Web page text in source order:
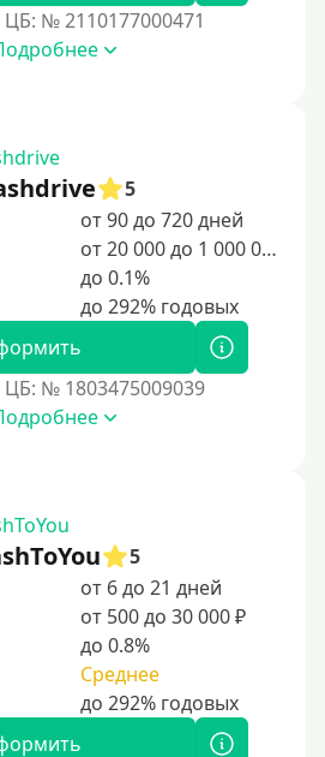
№ 2110177000471
5
от 90 до 720 дней
от 20 000 до 1 000 000 ₽
до 0.1%
№ 1803475009039
5
от 6 до 21 дней
от 500 до 30 000 ₽
до 0.8%
Среднее